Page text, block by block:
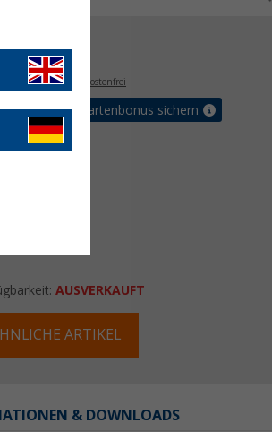
€
inkl. MwSt.,versandkostenfrei
5% Vorteilskartenbonus sichern
AUSVERKAUFT
ARTIKEL
& DOWNLOADS